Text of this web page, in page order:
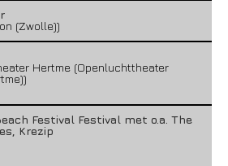
(Zwolle))
Hertme (Openluchttheater
Festival Festival met o.a. The
Krezip